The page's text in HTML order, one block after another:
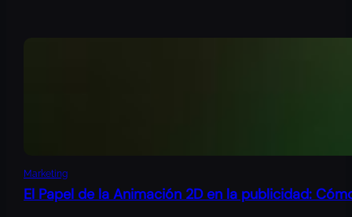
Marketing
El Papel de la Animación 2D en la publicidad: